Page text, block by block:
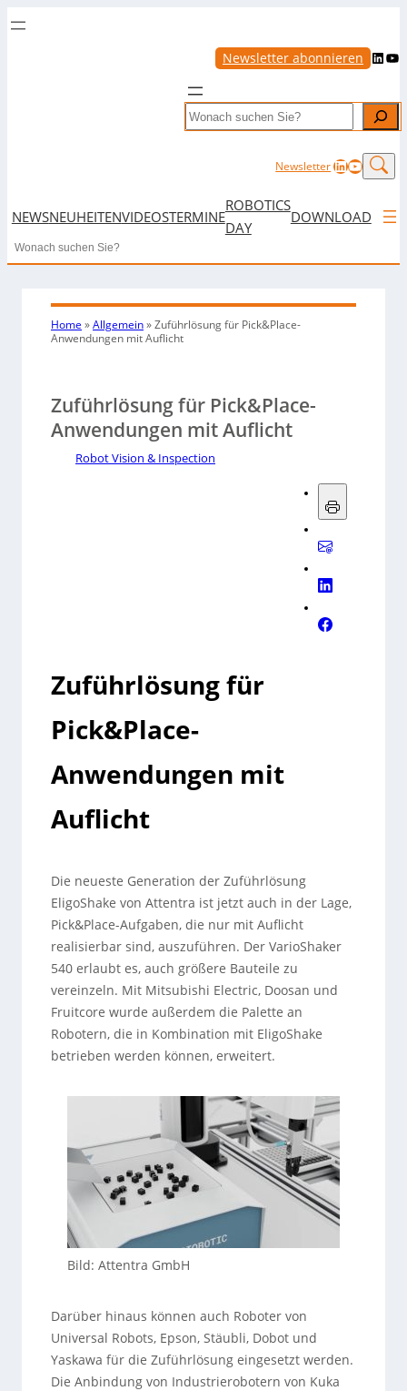
Newsletter abonnieren LinkedIn YouTube
Search
NewsletterLinkedIn
NEWSNEUHEITENVIDEOSTERMINE
ROBOTICS
DAY
DOWNLOAD
Search
Home »Allgemein»Zuführlösung für Pick&Place-
Anwendungen mit Auflicht
Zuführlösung für Pick&Place-
Anwendungen mit Auflicht
Robot Vision & Inspection
Zuführlösung für
Pick&Place-
Anwendungen mit
Auflicht
Die neueste Generation der Zuführlösung
EligoShake von Attentra ist jetzt auch in der Lage,
Pick&Place-Aufgaben, die nur mit Auflicht
realisierbar sind, auszuführen. Der VarioShaker
540 erlaubt es, auch größere Bauteile zu
vereinzeln. Mit Mitsubishi Electric, Doosan und
Fruitcore wurde außerdem die Palette an
Robotern, die in Kombination mit EligoShake
betrieben werden können, erweitert.
Bild: Attentra GmbH
Darüber hinaus können auch Roboter von
Universal Robots, Epson, Stäubli, Dobot und
Yaskawa für die Zuführlösung eingesetzt werden.
Die Anbindung von Industrierobotern von Kuka